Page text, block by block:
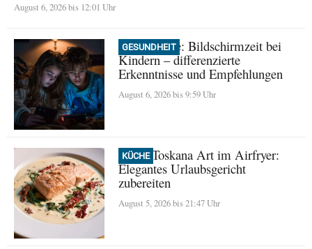
August 6, 2026 bis 12:01 Uhr
GESUNDHEIT
Neue Studie: Bildschirmzeit bei
Kindern – differenzierte
Erkenntnisse und Empfehlungen
August 6, 2026 bis 9:59 Uhr
KÜCHE
Lachs Toskana Art im Airfryer:
Elegantes Urlaubsgericht
zubereiten
August 5, 2026 bis 21:47 Uhr